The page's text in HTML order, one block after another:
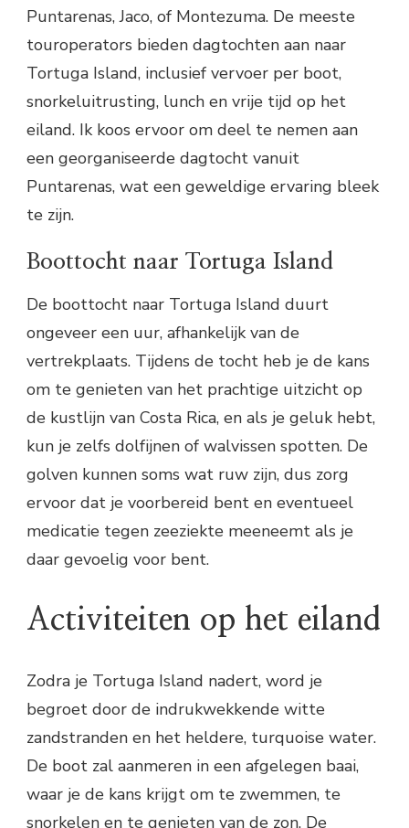
Puntarenas, Jaco, of Montezuma. De meeste
touroperators bieden dagtochten aan naar
Tortuga Island, inclusief vervoer per boot,
snorkeluitrusting, lunch en vrije tijd op het
eiland. Ik koos ervoor om deel te nemen aan
een georganiseerde dagtocht vanuit
Puntarenas, wat een geweldige ervaring bleek
te zijn.
Boottocht naar Tortuga Island
De boottocht naar Tortuga Island duurt
ongeveer een uur, afhankelijk van de
vertrekplaats. Tijdens de tocht heb je de kans
om te genieten van het prachtige uitzicht op
de kustlijn van Costa Rica, en als je geluk hebt,
kun je zelfs dolfijnen of walvissen spotten. De
golven kunnen soms wat ruw zijn, dus zorg
ervoor dat je voorbereid bent en eventueel
medicatie tegen zeeziekte meeneemt als je
daar gevoelig voor bent.
Activiteiten op het eiland
Zodra je Tortuga Island nadert, word je
begroet door de indrukwekkende witte
zandstranden en het heldere, turquoise water.
De boot zal aanmeren in een afgelegen baai,
waar je de kans krijgt om te zwemmen, te
snorkelen en te genieten van de zon. De